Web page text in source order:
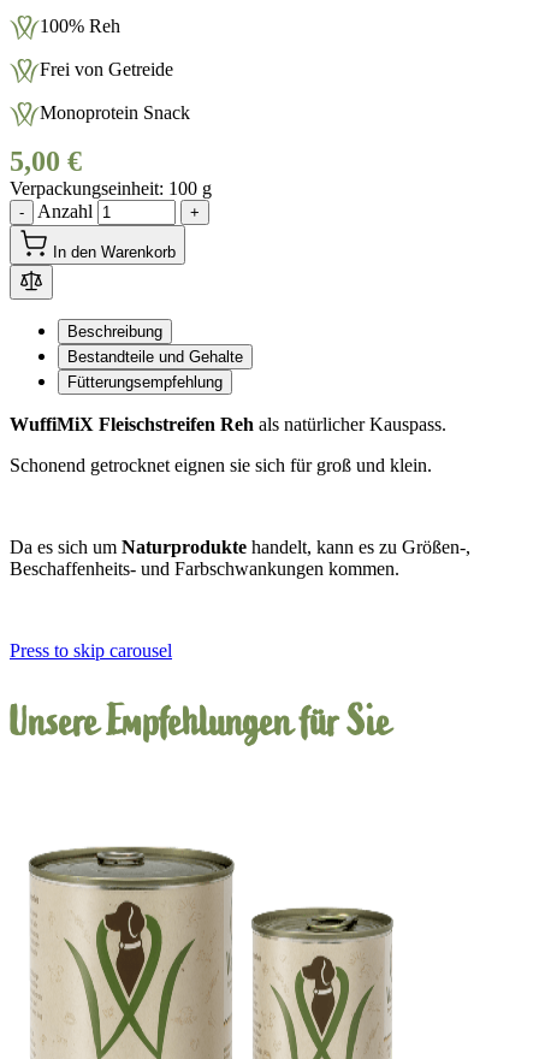
100% Reh
Frei von Getreide
Monoprotein Snack
5,00 €
Verpackungseinheit 100 g
- Anzahl +
In den Warenkorb
Beschreibung
Bestandteile und Gehalte
Fütterungsempfehlung
WuffiMiX Fleischstreifen Reh als natürlicher Kauspass.
Schonend getrocknet eignen sie sich für groß und klein.
Da es sich um Naturprodukte handelt, kann es zu Größen-,
Beschaffenheits- und Farbschwankungen kommen.
Press to skip carousel
Unsere Empfehlungen für Sie